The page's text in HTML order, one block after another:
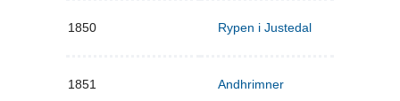
1850 Rypen i Justedal
1851 Andhrimner